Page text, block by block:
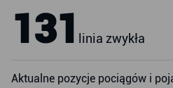
131 linia zwykła
Aktualne pozycje pociągów i